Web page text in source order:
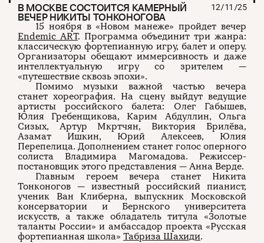
В МОСКВЕ СОСТОИТСЯ КАМЕРНЫЙ
ВЕЧЕР НИКИТЫ ТОНКОНОГОВА
12/11/25
15 ноября в «Новом манеже» пройдет вечер
Endemic ART. Программа объединит три жанра:
классическую фортепианную игру, балет и оперу.
Организаторы обещают иммерсивность и даже
интеллектуальную игру со зрителем —
«путешествие сквозь эпохи».
Помимо музыки важной частью вечера
станет хореография. На сцену выйдут ведущие
артисты российского балета: Олег Габышев,
Юлия Гребенщикова, Карим Абдуллин, Ольга
Сизых, Артур Мкртчян, Виктория Брилёва,
Азамат Ишкин, Юрий Алексеев, Юлия
Перепелица. Дополнением станет голос оперного
солиста Владимира Магомадова. Режиссер-
постановщик этого представления — Анна Верде.
Главным героем вечера станет Никита
Тонконогов — известный российский пианист,
ученик Ван Клиберна, выпускник Московской
консерватории и Бернского университета
искусств, а также обладатель титула «Золотые
таланты России» и амбассадор проекта «Русская
фортепианная школа» Табриза Шахиди.